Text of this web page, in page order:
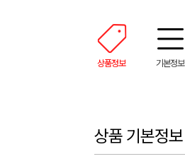
상품정보 기본정보
상품 기본정보